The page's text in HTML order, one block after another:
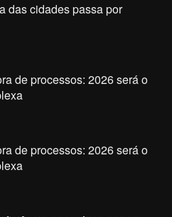
das cidades passa por
de processos: 2026 será o
de processos: 2026 será o